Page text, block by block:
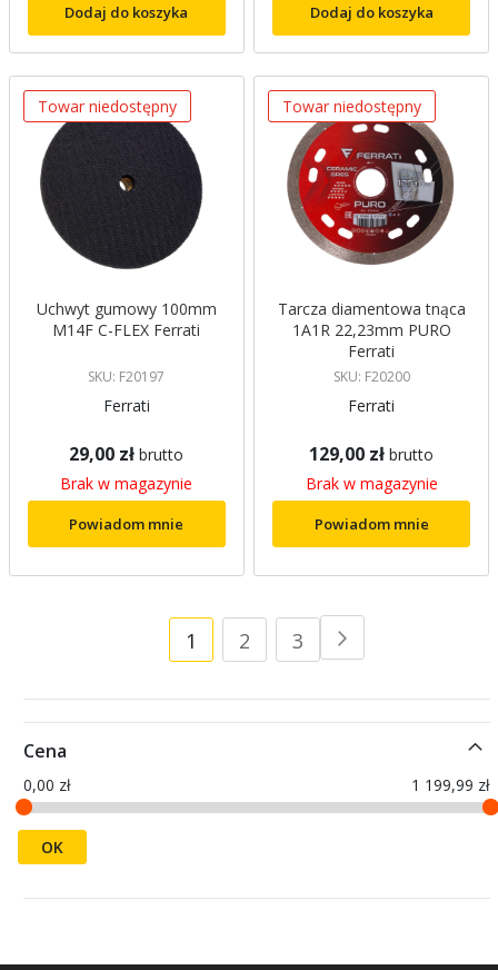
Dodaj do koszyka Dodaj do koszyka
Towar niedostępny
Uchwyt gumowy 100mm
M14F C-FLEX Ferrati
SKU: F20197
Ferrati
29,00 zł brutto
Brak w magazynie
Powiadom mnie
Towar niedostępny
Tarcza diamentowa tnąca
1A1R 22,23mm PURO
Ferrati
SKU: F20200
Ferrati
129,00 zł brutto
Brak w magazynie
Powiadom mnie
Strona
Aktualnie
stronę
1 Strona
2 Strona
3
Cena
0,00 zł 1 199,99 zł
OK